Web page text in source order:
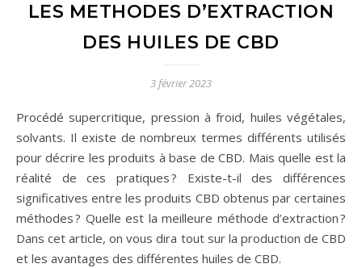
LES METHODES D’EXTRACTION
DES HUILES DE CBD
3 février 2023
Procédé supercritique, pression à froid, huiles végétales,
solvants. Il existe de nombreux termes différents utilisés
pour décrire les produits à base de CBD. Mais quelle est la
réalité de ces pratiques ? Existe-t-il des différences
significatives entre les produits CBD obtenus par certaines
méthodes ? Quelle est la meilleure méthode d’extraction ?
Dans cet article, on vous dira tout sur la production de CBD
et les avantages des différentes huiles de CBD.